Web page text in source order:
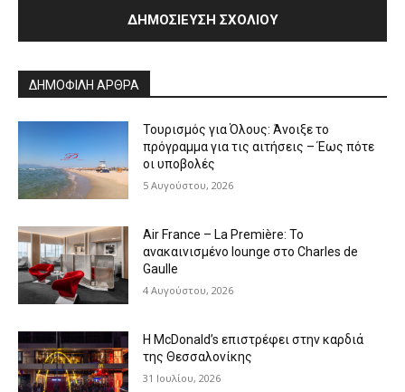
ΔΗΜΟΦΙΛΗ ΑΡΘΡΑ
Τουρισμός για Όλους: Άνοιξε το
πρόγραμμα για τις αιτήσεις – Έως πότε
οι υποβολές
5 Αυγούστου, 2026
Air France – La Première: Το
ανακαινισμένο lounge στο Charles de
Gaulle
4 Αυγούστου, 2026
Η McDonald’s επιστρέφει στην καρδιά
της Θεσσαλονίκης
31 Ιουλίου, 2026